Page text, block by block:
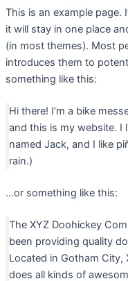
This is an example page.
it will stay in one place
(in most themes). Most
introduces them to
something like this:
Hi there! I’m a bike
and this is my website. I
named Jack, and I like
rain.)
…or something like this:
The XYZ Doohickey
been providing quality
Located in Gotham City,
does all kinds of